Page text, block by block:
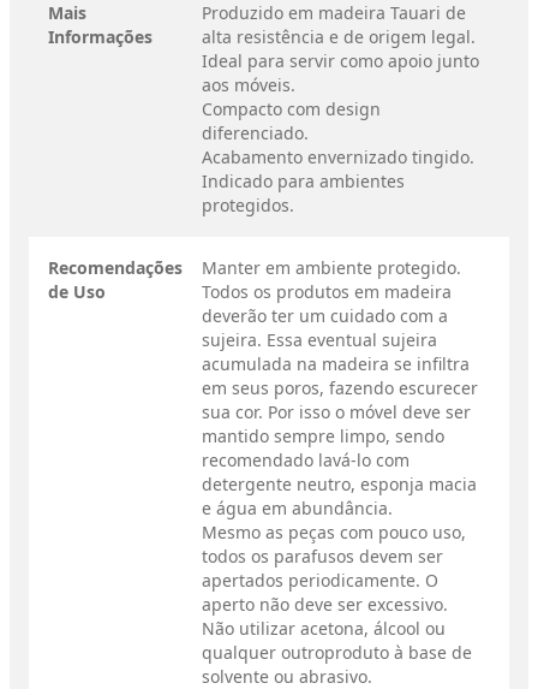
Mais
Informações
Produzido em madeira Tauari de
alta resistência e de origem legal.
Ideal para servir como apoio junto
aos móveis.
Compacto com design
diferenciado.
Acabamento envernizado tingido.
Indicado para ambientes
protegidos.
Recomendações
de Uso
Manter em ambiente protegido.
Todos os produtos em madeira
deverão ter um cuidado com a
sujeira. Essa eventual sujeira
acumulada na madeira se infiltra
em seus poros, fazendo escurecer
sua cor. Por isso o móvel deve ser
mantido sempre limpo, sendo
recomendado lavá-lo com
detergente neutro, esponja macia
e água em abundância.
Mesmo as peças com pouco uso,
todos os parafusos devem ser
apertados periodicamente. O
aperto não deve ser excessivo.
Não utilizar acetona, álcool ou
qualquer outroproduto à base de
solvente ou abrasivo.